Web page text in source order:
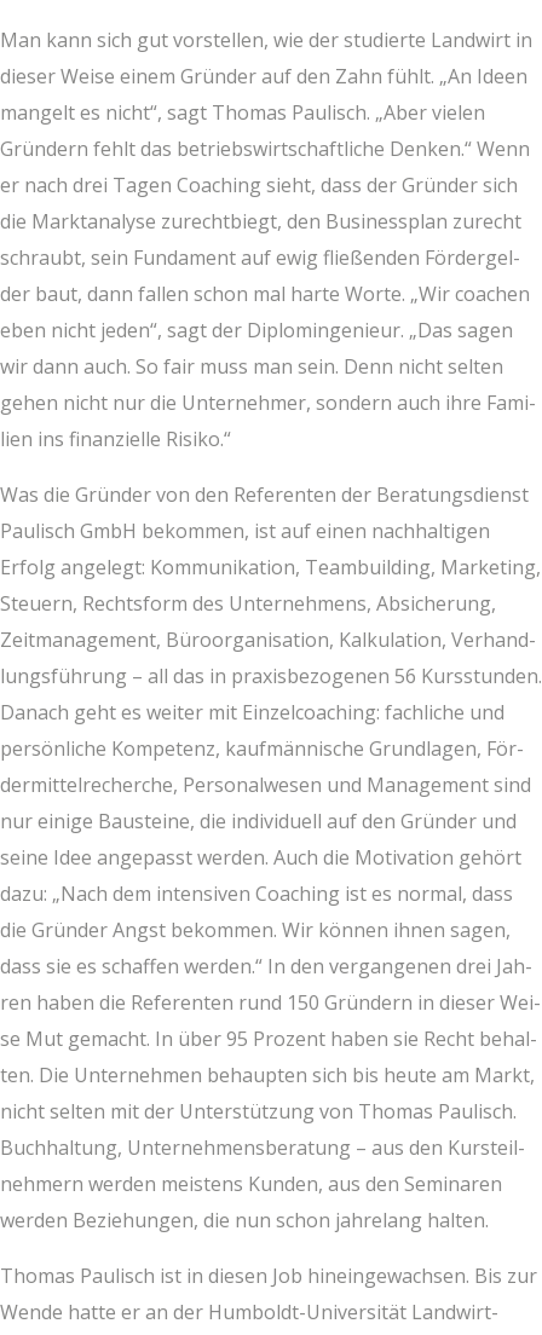
Man kann sich gut vor­stel­len, wie der stu­dier­te Land­wirt in
die­ser Wei­se einem Grün­der auf den Zahn fühlt. „An Ideen
man­gelt es nicht“, sagt Tho­mas Pau­lisch. „Aber vie­len
Grün­dern fehlt das betriebs­wirt­schaft­li­che Den­ken.“ Wenn
er nach drei Tagen Coa­ching sieht, dass der Grün­der sich
die Markt­ana­ly­se zurecht­biegt, den Busi­ness­plan zurecht
schraubt, sein Fun­da­ment auf ewig flie­ßen­den För­der­gel­
der baut, dann fal­len schon mal har­te Wor­te. „Wir coa­chen
eben nicht jeden“, sagt der Diplom­in­ge­nieur. „Das sagen
wir dann auch. So fair muss man sein. Denn nicht sel­ten
gehen nicht nur die Unter­neh­mer, son­dern auch ihre Fami­
li­en ins finan­zi­el­le Risiko.“
Was die Grün­der von den Refe­ren­ten der Bera­tungs­dienst
Pau­lisch GmbH bekom­men, ist auf einen nach­hal­ti­gen
Erfolg ange­legt: Kom­mu­ni­ka­ti­on, Team­buil­ding, Mar­ke­ting,
Steu­ern, Rechts­form des Unter­neh­mens, Absi­che­rung,
Zeit­ma­nage­ment, Büro­or­ga­ni­sa­ti­on, Kal­ku­la­ti­on, Ver­hand­
lungs­füh­rung – all das in pra­xis­be­zo­ge­nen 56 Kurs­stun­den.
Danach geht es wei­ter mit Ein­zel­coa­ching: fach­li­che und
per­sön­li­che Kom­pe­tenz, kauf­män­ni­sche Grund­la­gen, För­
der­mit­tel­re­cher­che, Per­so­nal­we­sen und Manage­ment sind
nur eini­ge Bau­stei­ne, die indi­vi­du­ell auf den Grün­der und
sei­ne Idee ange­passt wer­den. Auch die Moti­va­ti­on gehört
dazu: „Nach dem inten­si­ven Coa­ching ist es nor­mal, dass
die Grün­der Angst bekom­men. Wir kön­nen ihnen sagen,
dass sie es schaf­fen wer­den.“ In den ver­gan­ge­nen drei Jah­
ren haben die Refe­ren­ten rund 150 Grün­dern in die­ser Wei­
se Mut gemacht. In über 95 Pro­zent haben sie Recht behal­
ten. Die Unter­neh­men behaup­ten sich bis heu­te am Markt,
nicht sel­ten mit der Unter­stüt­zung von Tho­mas Pau­lisch.
Buch­hal­tung, Unter­neh­mens­be­ra­tung – aus den Kurs­teil­
neh­mern wer­den meis­tens Kun­den, aus den Semi­na­ren
wer­den Bezie­hun­gen, die nun schon jah­re­lang halten.
Tho­mas Pau­lisch ist in die­sen Job hin­ein­ge­wach­sen. Bis zur
Wen­de hat­te er an der Hum­boldt-Uni­ver­si­tät Land­wirt­